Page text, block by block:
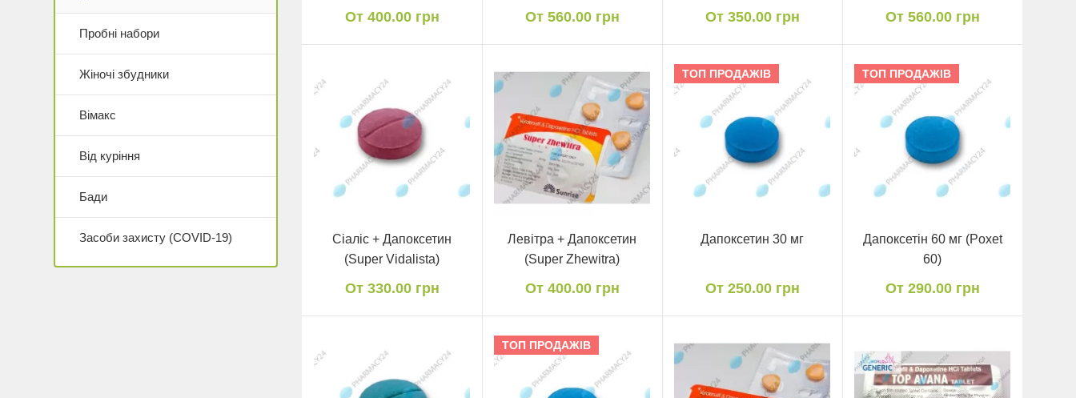
Пробні набори
Жіночі збудники
Вімакс
Від куріння
Бади
Засоби захисту (COVID-19)
От 400.00 грн От 560.00 грн От 350.00 грн От 560.00 грн
Сіаліс + Дапоксетин
(Super Vidalista)
От 330.00 грн
Левітра + Дапоксетин
(Super Zhewitra)
От 400.00 грн
ТОП ПРОДАЖІВ
Дапоксетин 30 мг
От 250.00 грн
ТОП ПРОДАЖІВ
Дапоксетін 60 мг (Poxet
60)
От 290.00 грн
ТОП ПРОДАЖІВ